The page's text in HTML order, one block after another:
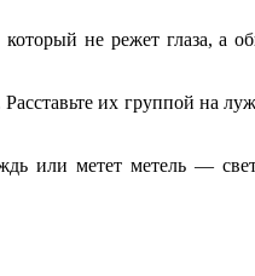
не режет глаза, а
их группой на
или метет метель — свет